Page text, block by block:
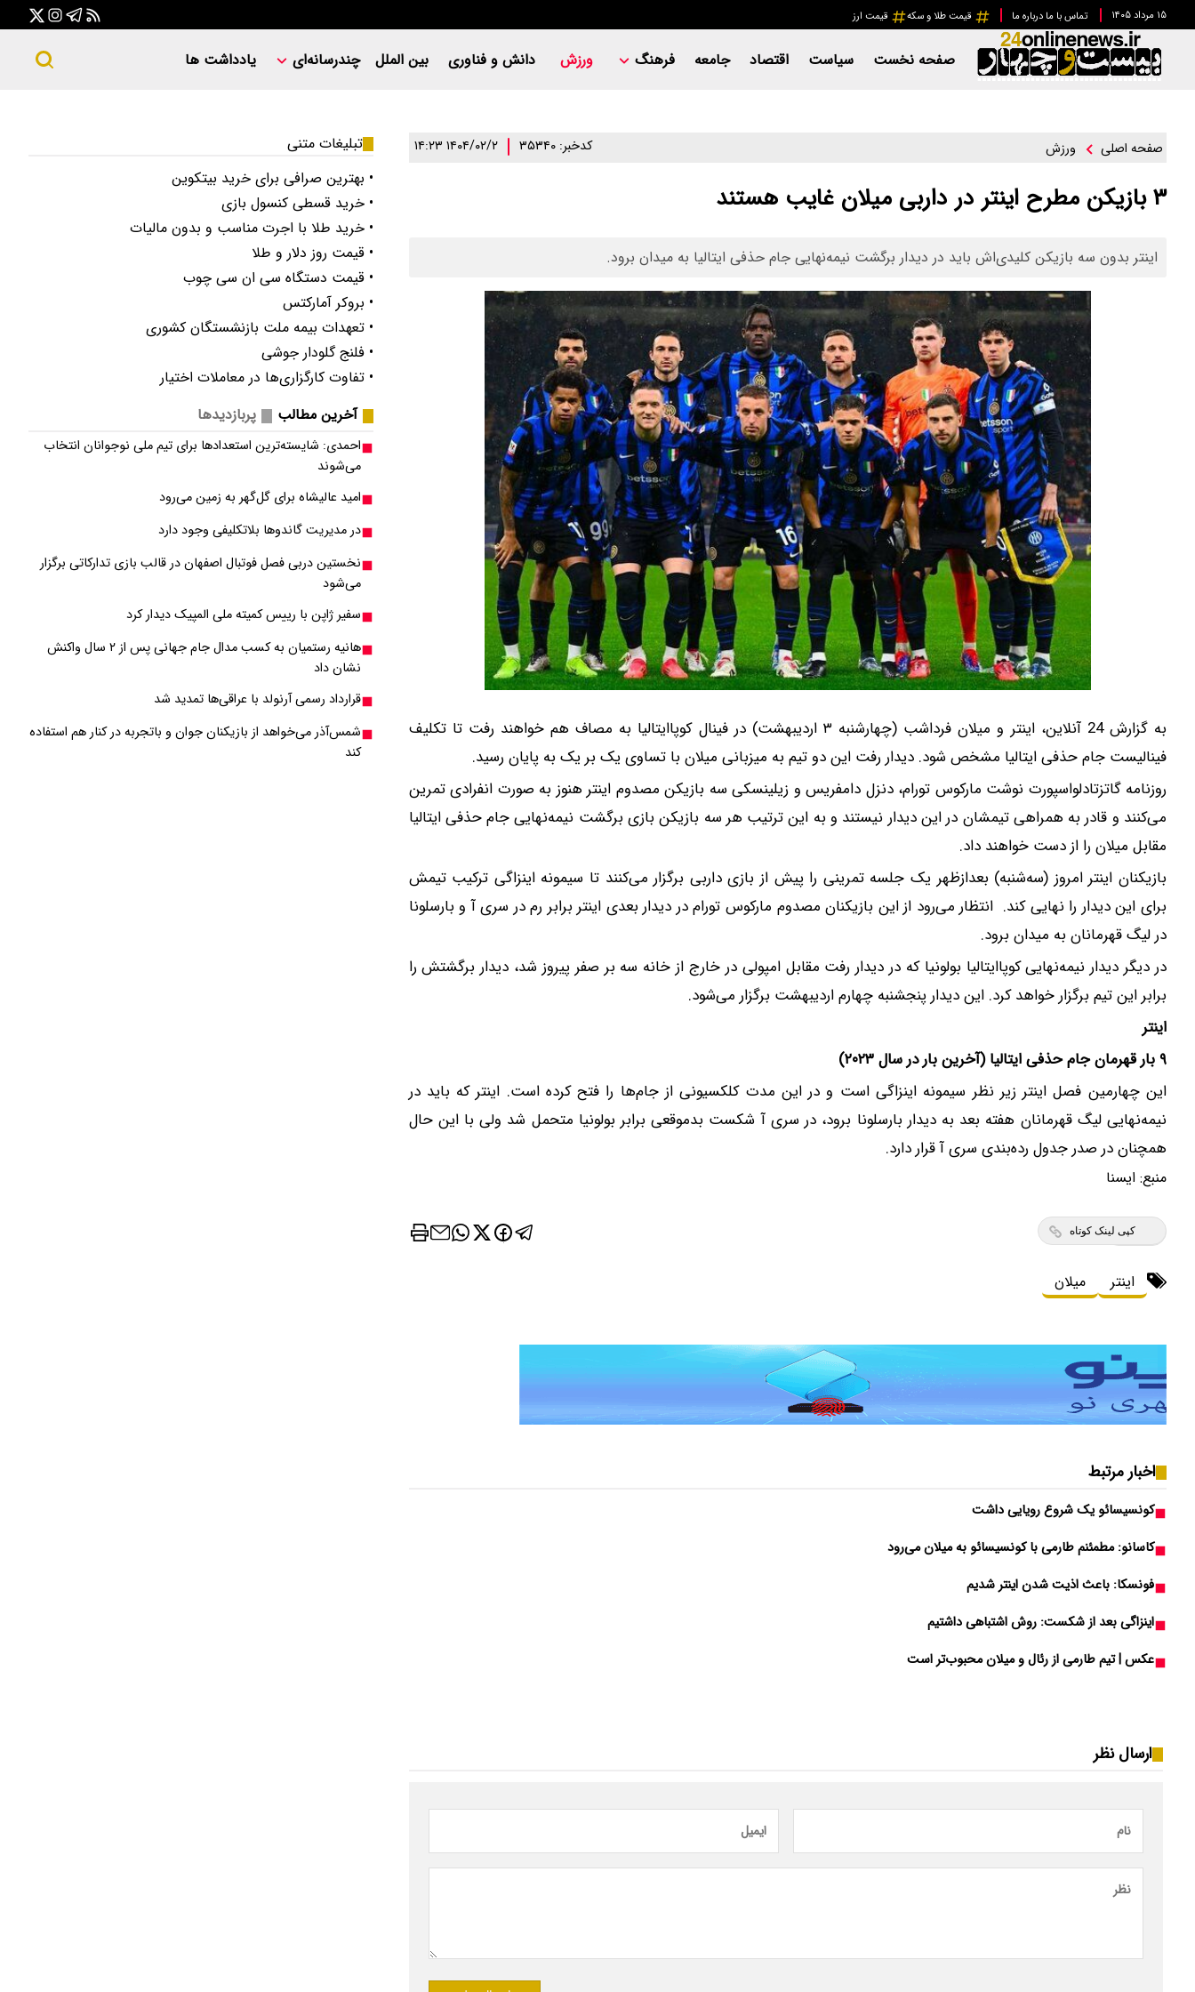
۱۵ مرداد ۱۴۰۵ تماس با ما درباره ما قیمت طلا و سکه قیمت ارز
صفحه نخست سیاست اقتصاد جامعه فرهنگ ورزش دانش و فناوری بین الملل چندرسانه‌ای یادداشت ها
صفحه اصلی ورزش کدخبر: ۳۵۳۴۰ ۱۴۰۴/۰۲/۲ ۱۴:۲۳
۳ بازیکن مطرح اینتر در داربی میلان غایب هستند
اینتر بدون سه بازیکن کلیدی‌اش باید در دیدار برگشت نیمه‌نهایی جام حذفی ایتالیا به میدان برود.
به گزارش 24 آنلاین، اینتر و میلان فرداشب (چهارشنبه ۳ اردیبهشت) در فینال کوپاایتالیا به مصاف هم خواهند رفت تا تکلیف
فینالیست جام حذفی ایتالیا مشخص شود. دیدار رفت این دو تیم به میزبانی میلان با تساوی یک بر یک به پایان رسید.
روزنامه گاتزتادلواسپورت نوشت مارکوس تورام، دنزل دامفریس و زیلینسکی سه بازیکن مصدوم اینتر هنوز به صورت انفرادی تمرین
می‌کنند و قادر به همراهی تیمشان در این دیدار نیستند و به این ترتیب هر سه بازیکن بازی برگشت نیمه‌نهایی جام حذفی ایتالیا
مقابل میلان را از دست خواهند داد.
بازیکنان اینتر امروز (سه‌شنبه) بعدازظهر یک جلسه تمرینی را پیش از بازی داربی برگزار می‌کنند تا سیمونه اینزاگی ترکیب تیمش
برای این دیدار را نهایی کند. انتظار می‌رود از این بازیکنان مصدوم مارکوس تورام در دیدار بعدی اینتر برابر رم در سری‌ آ و بارسلونا
در لیگ قهرمانان به میدان برود.
در دیگر دیدار نیمه‌نهایی کوپاایتالیا بولونیا که در دیدار رفت مقابل امپولی در خارج از خانه سه بر صفر پیروز شد، دیدار برگشتش را
برابر این تیم برگزار خواهد کرد. این دیدار پنجشنبه چهارم اردیبهشت برگزار می‌شود.
اینتر
۹ بار قهرمان جام حذفی ایتالیا (آخرین بار در سال ۲۰۲۳)
این چهارمین فصل اینتر زیر نظر سیمونه اینزاگی است و در این مدت کلکسیونی از جام‌ها را فتح کرده است. اینتر که باید در
نیمه‌نهایی لیگ قهرمانان هفته بعد به دیدار بارسلونا برود، در سری آ شکست بدموقعی برابر بولونیا متحمل شد ولی با این حال
همچنان در صدر جدول رده‌بندی سری آ قرار دارد.
منبع: ايسنا
کپی لینک کوتاه
اینتر میلان
اخبار مرتبط
کونسیسائو یک شروع رویایی داشت
کاسانو: مطمئنم طارمی با کونسیسائو به میلان می‌رود
فونسکا: باعث اذیت شدن اینتر شدیم
اینزاگی بعد از شکست: روش اشتباهی داشتیم
عکس | تیم طارمی از رئال و میلان محبوب‌تر است
ارسال نظر
تبلیغات متنی
• بهترین صرافی برای خرید بیتکوین
• خرید قسطی کنسول بازی
• خرید طلا با اجرت مناسب و بدون مالیات
• قیمت روز دلار و طلا
• قیمت دستگاه سی ان سی چوب
• بروکر آمارکتس
• تعهدات بیمه ملت بازنشستگان کشوری
• فلنج گلودار جوشی
• تفاوت کارگزاری‌ها در معاملات اختیار
آخرین مطالب
پربازدیدها
احمدی: شایسته‌ترین استعدادها برای تیم ملی نوجوانان انتخاب
می‌شوند
امید عالیشاه برای گل‌گهر به زمین می‌رود
در مدیریت گاندوها بلاتکلیفی وجود دارد
نخستین دربی فصل فوتبال اصفهان در قالب بازی تدارکاتی برگزار
می‌شود
سفیر ژاپن با رییس کمیته ملی المپیک دیدار کرد
هانیه رستمیان به کسب مدال جام جهانی پس از ۲ سال واکنش
نشان داد
قرارداد رسمی آرنولد با عراقی‌ها تمدید شد
شمس‌آذر می‌خواهد از بازیکنان جوان و باتجربه در کنار هم استفاده
کند